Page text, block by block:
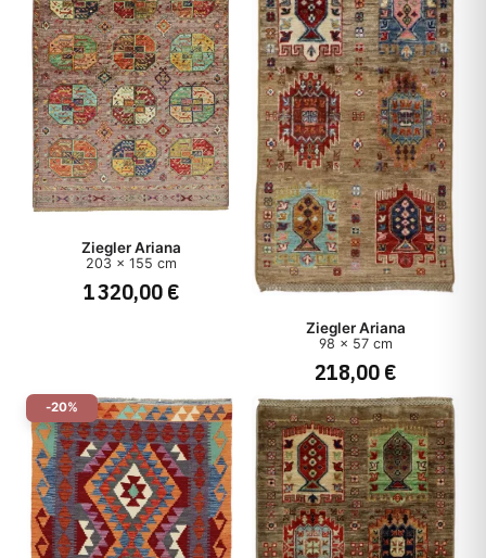
Ziegler Ariana
203 x 155 cm
1 320,00 €
Ziegler Ariana
98 x 57 cm
218,00 €
-20%